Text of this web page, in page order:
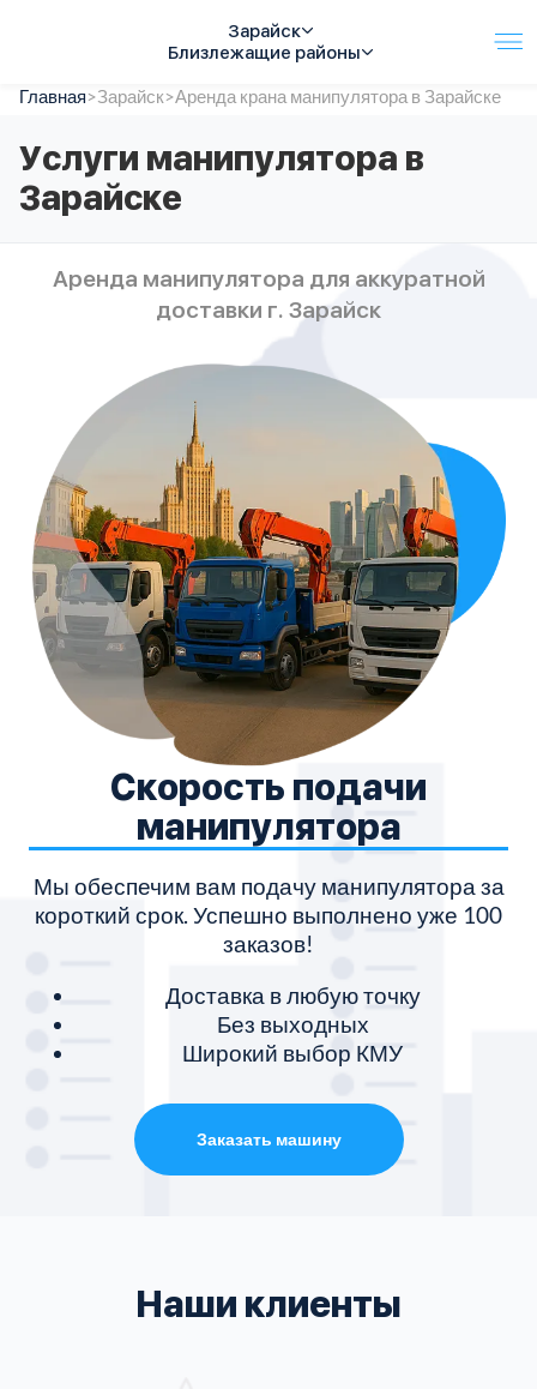
Зарайск
Близлежащие районы
Услуги
Автопарк
Тарифы
Акции
Контакты
Главная>Зарайск>Аренда крана манипулятора в Зарайске
Услуги манипулятора в
Зарайске
Аренда манипулятора для аккуратной
доставки г. Зарайск
Скорость подачи
манипулятора
Мы обеспечим вам подачу манипулятора за
короткий срок. Успешно выполнено уже 100
заказов!
Доставка в любую точку
Без выходных
Широкий выбор КМУ
Заказать машину
Наши клиенты